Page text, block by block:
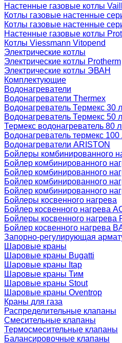
Настенные газовые котлы
Котлы газовые настенные
Котлы газовые настенные
Настенные газовые котлы
Котлы Viessmann Vitopend
Электрические котлы
Электрические котлы Protherm
Электрические котлы ЭВАН
Комплектующие
Водонагреватели
Водонагреватели Thermex
Водонагреватель Термекс 30
Водонагреватель Термекс 50
Термекс водонагреватель 80
Водонагреватель термекс 100
Водонагреватели ARISTON
Бойлеры комбинированного
Бойлер комбинированного
Бойлер комбинированного
Бойлер комбинированного
Бойлер комбинированного
Бойлеры косвенного нагрева
Бойлер косвенного нагрева
Бойлеры косвенного нагрева
Бойлер косвенного нагрева
Запорно-регулирующая
Шаровые краны
Шаровые краны Bugatti
Шаровые краны Itap
Шаровые краны Тим
Шаровые краны Stout
Шаровые краны Oventrop
Краны для газа
Распределительные клапаны
Cмесительные клапаны
Термосмесительные клапаны
Балансировочные клапаны